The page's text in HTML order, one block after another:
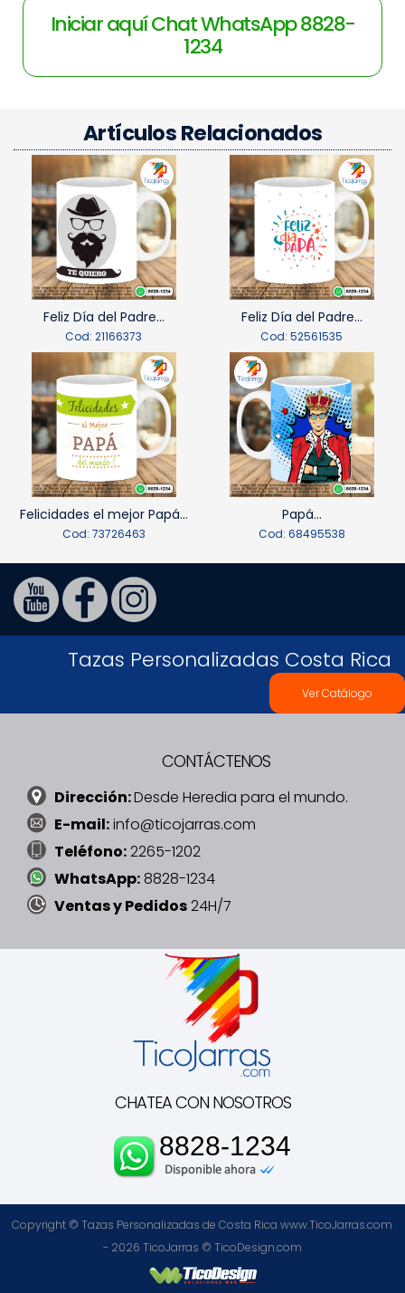
Iniciar aquí Chat WhatsApp 8828-
1234
Artículos Relacionados
Feliz Día del Padre...
Cod: 21166373
Feliz Día del Padre...
Cod: 52561535
Felicidades el mejor Papá...
Cod: 73726463
Papá...
Cod: 68495538
Tazas Personalizadas Costa Rica
Ver Catálogo
CONTÁCTENOS
Dirección:Desde Heredia para el mundo.
E-mail:info@ticojarras.com
Teléfono:2265-1202
WhatsApp:8828-1234
Ventas y Pedidos24H/7
CHATEA CON NOSOTROS
8828-1234
Copyright © Tazas Personalizadas de Costa Rica www.TicoJarras.com
- 2026 TicoJarras © TicoDesign.com